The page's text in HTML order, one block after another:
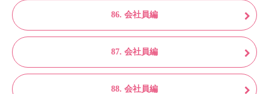
86. 会社員編
87. 会社員編
88. 会社員編